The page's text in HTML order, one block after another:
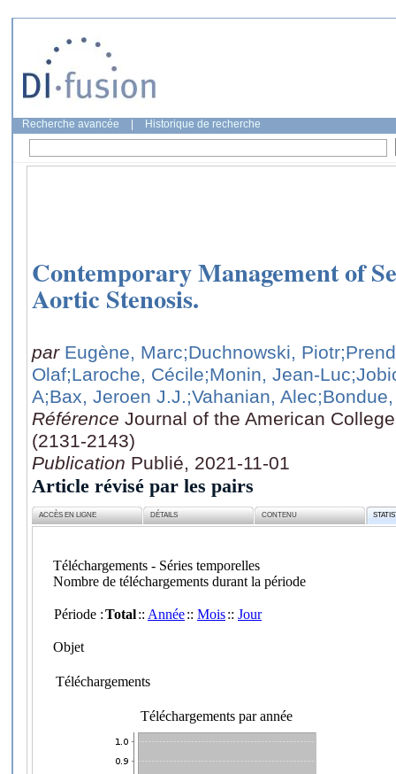
Recherche avancée Historique de recherche
Contemporary Management of
Aortic Stenosis.
par Eugène, Marc;Duchnowski, Piotr
Olaf;Laroche, Cécile;Monin, Jean-Luc
A;Bax, Jeroen J.J.;Vahanian, Alec
Référence Journal of the American
(2131-2143)
Publication Publié, 2021-11-01
Article révisé par les pairs
ACCÈS EN LIGNE DÉTAILS CONTENU